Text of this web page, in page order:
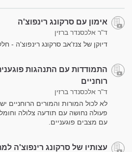
אימון עם סרקונג רינפוצ'ה
ד"ר אלכסנדר ברזין
דיוקן של צנז'אב סרקונג רינפוצ'ה - חלק 3 מתוך
התמודדות עם התנהגות
רוחניים
ד"ר אלכסנדר ברזין
לא לכול המורות והמורים הרוחניים
פעולה נחושה עם תודעה צלולה
עם מצבים פוגעניים.
עצותיו של סרקונג רינפוצ'ה